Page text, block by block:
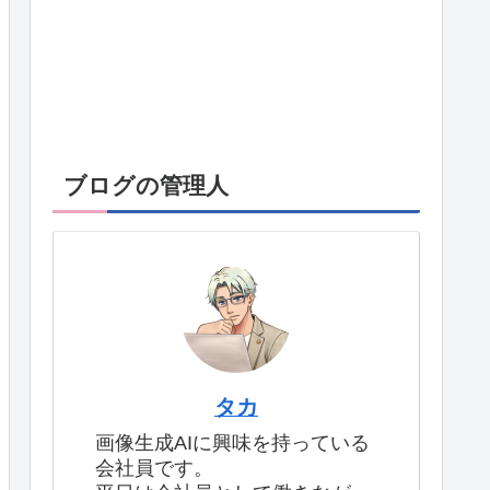
ブログの管理人
タカ
画像生成AIに興味を持っている
会社員です。